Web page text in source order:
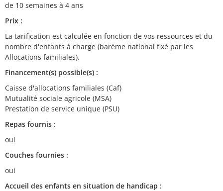
de 10 semaines à 4 ans
Prix :
La tarification est calculée en fonction de vos ressources et du
nombre d'enfants à charge (barème national fixé par les
Allocations familiales).
Financement(s) possible(s) :
Caisse d'allocations familiales (Caf)
Mutualité sociale agricole (MSA)
Prestation de service unique (PSU)
Repas fournis :
oui
Couches fournies :
oui
Accueil des enfants en situation de handicap :